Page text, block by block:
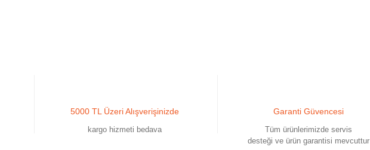
5000 TL Üzeri Alışverişinizde
kargo hizmeti bedava
Garanti Güvencesi
Tüm ürünlerimizde servis
desteği ve ürün garantisi mevcuttur